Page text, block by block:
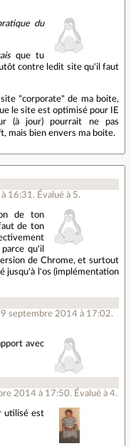
du
que tu
contre ledit site qu'il faut
"corporate" de ma boite,
le site est optimisé pour IE
(à jour) pourrait ne pas
mais bien envers ma boite.
16:31 . Évalué à 5.
de ton
de ton
qu'il
de Chrome, et surtout
jusqu'à l'os (implémentation
septembre 2014 à 17:02.
avec
2014 à 17:50. Évalué à 4.
utilisé est